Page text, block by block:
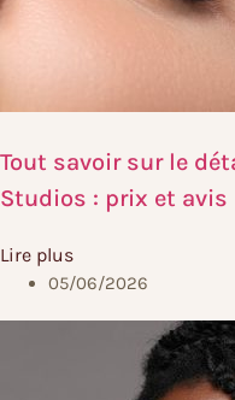
Tout savoir sur le
Studios : prix et avis
Lire plus
05/06/2026